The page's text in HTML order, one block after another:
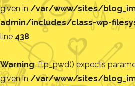
given in /var/www/sites/
admin/includes/class-wp-
line 438
Warning: ftp_pwd() expects
given in /var/www/sites/